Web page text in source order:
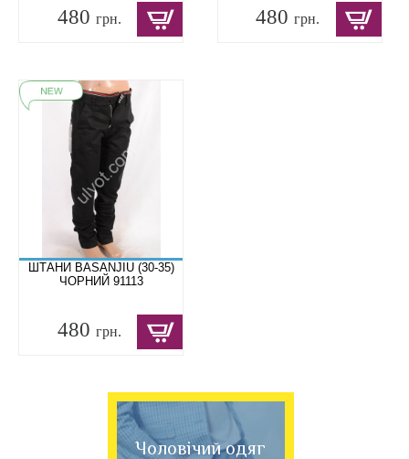
480 грн. 480грн.
ШТАНИ BASANJIU (30-35)
ЧОРНИЙ 91113
480 грн.
Чоловічий одяг